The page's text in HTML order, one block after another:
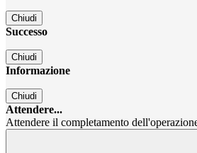
Chiudi
Successo
Chiudi
Informazione
Chiudi
Attendere...
Attendere il completamento